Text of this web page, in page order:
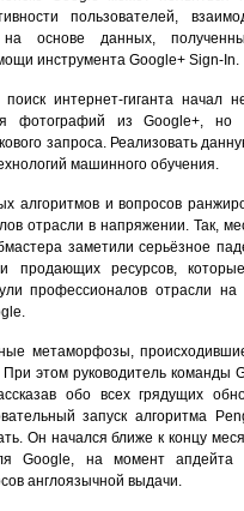
пользователей,
на основе данных,
инструмента Google+ Sign-In.
интернет-гиганта начал
фотографий из Google+, но
запроса. Реализовать
машинного обучения.
алгоритмов и вопросов
отрасли в напряжении. Так,
заметили серьёзное
продающих ресурсов,
профессионалов отрасли
метаморфозы,
При этом руководитель команды
обо всех грядущих
запуск алгоритма
Он начался ближе к концу
Google, на момент апдейта
англоязычной выдачи.